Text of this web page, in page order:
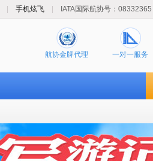
手机炫飞 IATA国际航协号：08332365
航协金牌代理 一对一服务